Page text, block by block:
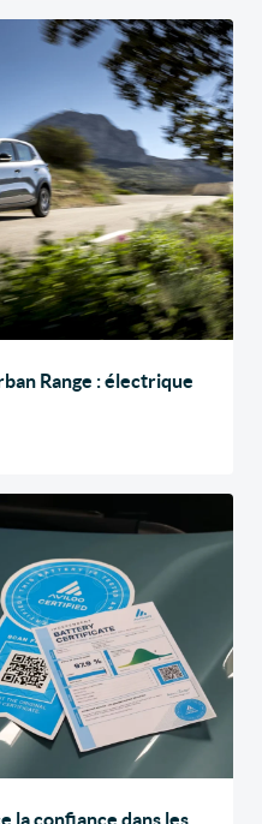
Range : électrique
la confiance dans les